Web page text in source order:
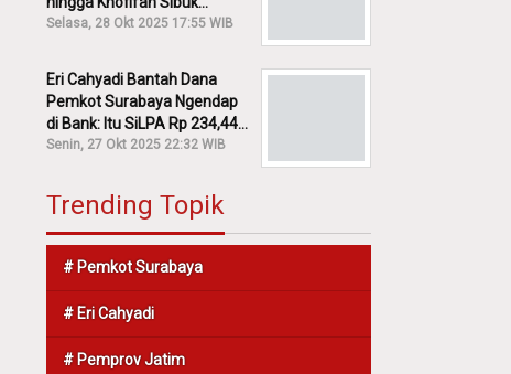
Membantah!
Selasa, 28 Okt 2025 17:55 WIB
Eri Cahyadi Bantah Dana
Pemkot Surabaya Ngendap
di Bank: Itu SiLPA Rp 234,44
M!
Senin, 27 Okt 2025 22:32 WIB
Trending Topik
# Pemkot Surabaya
# Eri Cahyadi
# Pemprov Jatim